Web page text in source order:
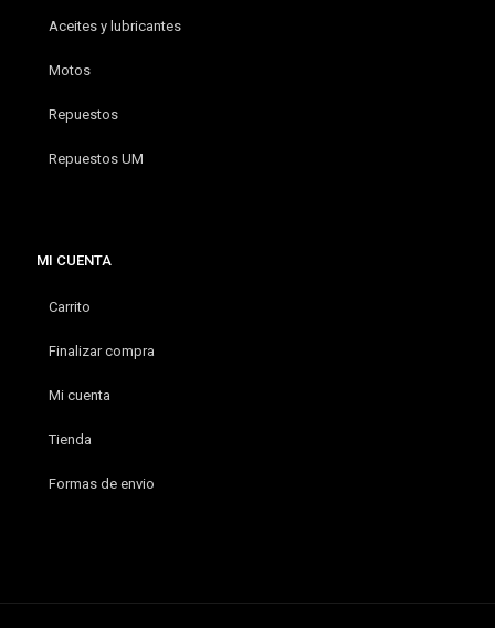
Aceites y lubricantes
Motos
Repuestos
Repuestos UM
MI CUENTA
Carrito
Finalizar compra
Mi cuenta
Tienda
Formas de envio